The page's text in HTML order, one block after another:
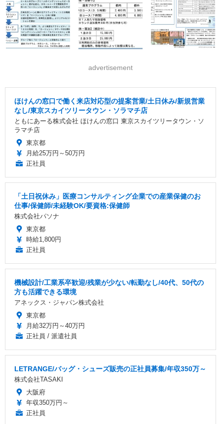
advertisement
ほけんの窓口で働く来店対応型の提案営業/土日休み/新規営業
なし/東京スカイツリータウン・ソラマチ店
ともにあーる株式会社 ほけんの窓口 東京スカイツリータウン・ソ
ラマチ店
東京都
月給25万円～50万円
正社員
「土日祝休み」医療コンサルティング企業での産業保健のお
仕事/保健師/未経験OK/要資格:保健師
株式会社パソナ
東京都
時給1,800円
正社員
機械設計/工業系卒歓迎/残業が少ない/転勤なし/40代、50代の
方も活躍できる環境
アネックス・ジャパン株式会社
東京都
月給32万円～40万円
正社員 / 派遣社員
LETRANGE/バッグ・シューズ販売の正社員募集/年収350万～
株式会社TASAKI
大阪府
年収350万円～
正社員